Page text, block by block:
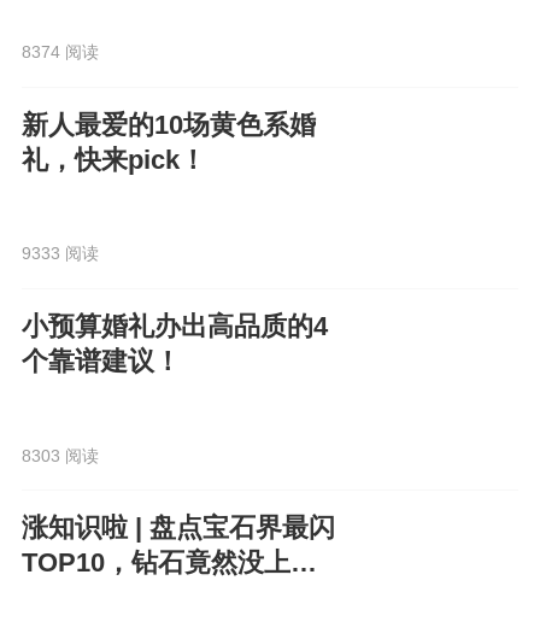
8374 阅读
新人最爱的10场黄色系婚
礼，快来pick！
9333 阅读
小预算婚礼办出高品质的4
个靠谱建议！
8303 阅读
涨知识啦 | 盘点宝石界最闪
TOP10，钻石竟然没上